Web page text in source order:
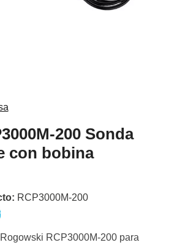
200 Sonda
con bobina
RCP3000M-200
RCP3000M-200 para